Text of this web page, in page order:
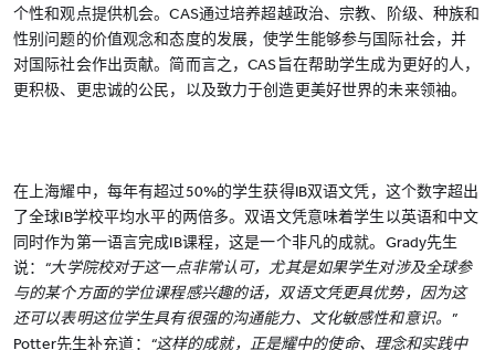
个性和观点提供机会。CAS通过培养超越政治、宗教、阶级、种族和
性别问题的价值观念和态度的发展，使学生能够参与国际社会，并
对国际社会作出贡献。简而言之，CAS旨在帮助学生成为更好的人，
更积极、更忠诚的公民，以及致力于创造更美好世界的未来领袖。
在上海耀中，每年有超过50%的学生获得IB双语文凭，这个数字超出
了全球IB学校平均水平的两倍多。双语文凭意味着学生以英语和中文
同时作为第一语言完成IB课程，这是一个非凡的成就。Grady先生
说： “大学院校对于这一点非常认可，尤其是如果学生对涉及全球参
与的某个方面的学位课程感兴趣的话，双语文凭更具优势，因为这
还可以表明这位学生具有很强的沟通能力、文化敏感性和意识。”
Potter先生补充道： “这样的成就，正是耀中的使命、理念和实践中